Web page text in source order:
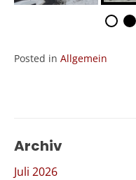
Posted in Allgemein
Archiv
Juli 2026